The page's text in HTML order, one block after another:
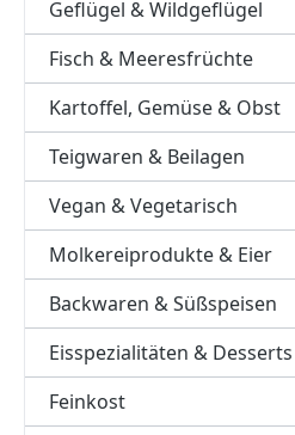
Geflügel & Wildgeflügel
Fisch & Meeresfrüchte
Kartoffel, Gemüse & Obst
Teigwaren & Beilagen
Vegan & Vegetarisch
Molkereiprodukte & Eier
Backwaren & Süßspeisen
Eisspezialitäten & Desserts
Feinkost